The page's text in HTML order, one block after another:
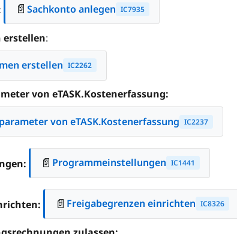
📄 Sachkonto anlegen IC7935
erstellen:
erstellen IC2262
von eTASK.Kostenerfassung:
von eTASK.Kostenerfassung IC2237
📄 Programmeinstellungen IC1441
📄 Freigabegrenzen einrichten IC8326